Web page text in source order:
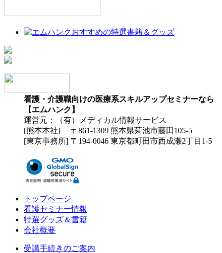
看護・介護職向けの医療系スキルアップセミナーなら
【エムハンク】
運営元：（有）メディカル情報サービス
[熊本本社] 〒861-1309 熊本県菊池市藤田105-5
[東京事務所] 〒194-0046 東京都町田市西成瀬2丁目1-5
トップページ
看護セミナー情報
特選グッズ＆書籍
会社概要
受講手続きのご案内